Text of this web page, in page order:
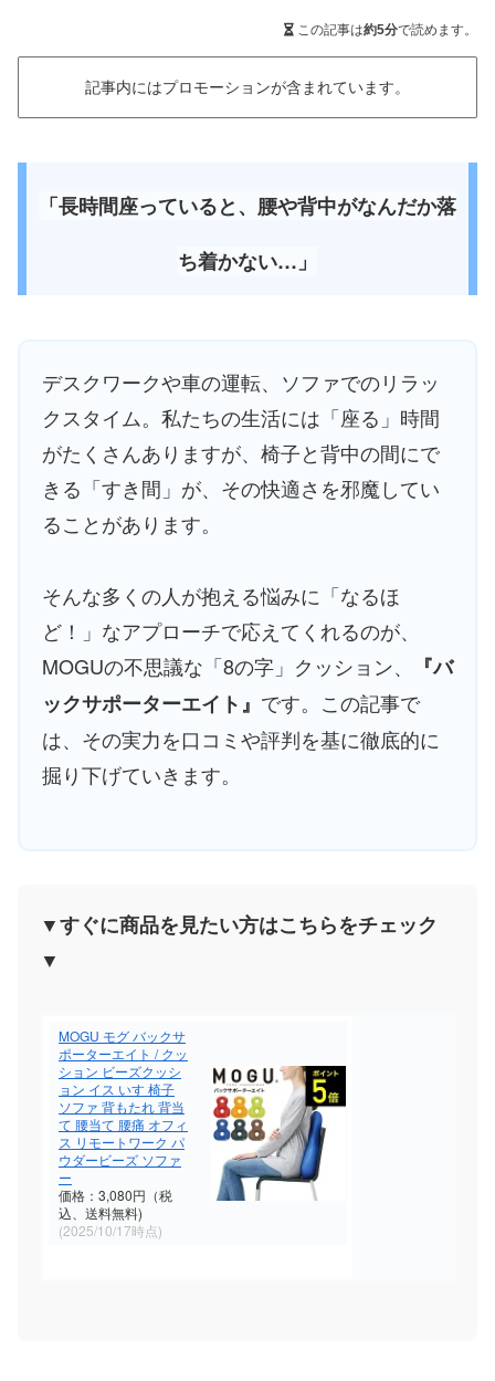
この記事は約5分で読めます。
記事内にはプロモーションが含まれています。
「長時間座っていると、腰や背中がなんだか落
ち着かない… 」
デスクワークや車の運転、ソファでのリラッ
クスタイム。私たちの生活には「座る」時間
がたくさんありますが、椅子と背中の間にで
きる「すき間」が、その快適さを邪魔してい
ることがあります。
そんな多くの人が抱える悩みに「なるほ
ど！」なアプローチで応えてくれるのが、
MOGUの不思議な「8の字」クッション、
『バ
ックサポーターエイト』 です。この記事で
は、その実力を口コミや評判を基に徹底的に
掘り下げていきます。
▼すぐに商品を見たい方はこちらをチェック
▼
MOGU モグ バックサ
ポーターエイト / クッ
ション ビーズクッシ
ョン イス いす 椅子
ソファ 背もたれ 背当
て 腰当て 腰痛 オフィ
ス リモートワーク パ
ウダービーズ ソファ
ー
価格：3,080円（税
込、送料無料)
(2025/10/17時点)